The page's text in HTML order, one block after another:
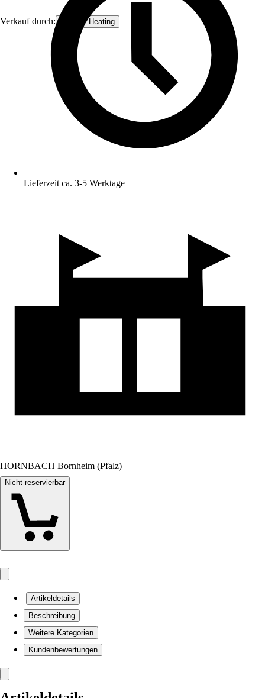
Verkauf durch: Qualitiy Heating
Lieferzeit ca. 3-5 Werktage
HORNBACH Bornheim (Pfalz)
Nicht reservierbar
Artikeldetails
Beschreibung
Weitere Kategorien
Kundenbewertungen